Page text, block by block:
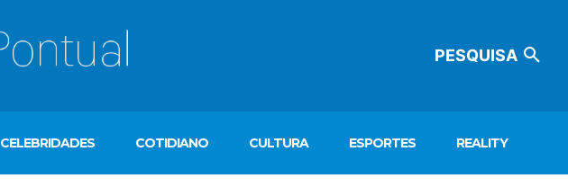
PESQUISA
CELEBRIDADES COTIDIANO CULTURA ESPORTES REALITY